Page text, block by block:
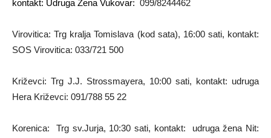
kontakt: Udruga Žena Vukovar: 099/8244462
Virovitica: Trg kralja Tomislava (kod sata), 16:00 sati, kontakt:
SOS Virovitica: 033/721 500
Križevci: Trg J.J. Strossmayera, 10:00 sati, kontakt: udruga
Hera Križevci: 091/788 55 22
Korenica: Trg sv.Jurja, 10:30 sati, kontakt: udruga žena Nit: